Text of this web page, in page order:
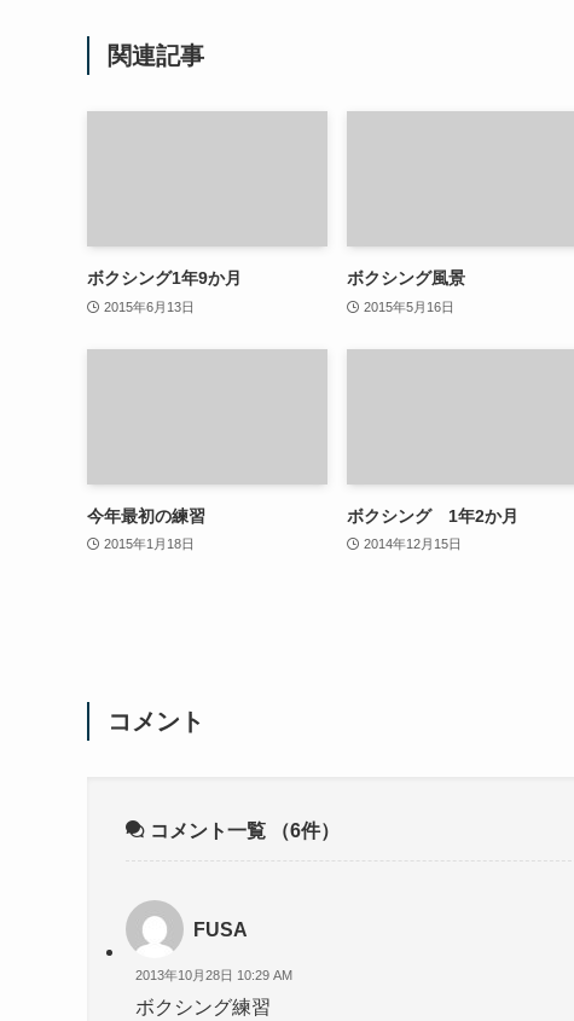
関連記事
ボクシング1年9か月
2015年6月13日
ボクシング風景
2015年5月16日
今年最初の練習
2015年1月18日
ボクシング 1年2か月
2014年12月15日
コメント
コメント一覧 （6件）
FUSA
2013年10月28日 10:29 AM
ボクシング練習